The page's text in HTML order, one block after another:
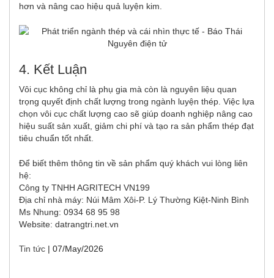
hơn và nâng cao hiệu quả luyện kim.
4. Kết Luận
Vôi cục không chỉ là phụ gia mà còn là nguyên liệu quan
trọng quyết định chất lượng trong ngành luyện thép. Việc lựa
chọn vôi cục chất lượng cao sẽ giúp doanh nghiệp nâng cao
hiệu suất sản xuất, giảm chi phí và tạo ra sản phẩm thép đạt
tiêu chuẩn tốt nhất.
Để biết thêm thông tin về sản phẩm quý khách vui lòng liên
hệ:
Công ty TNHH AGRITECH VN199
Địa chỉ nhà máy: Núi Mâm Xôi-P. Lý Thường Kiệt-Ninh Bình
Ms Nhung: 0934 68 95 98
Website: datrangtri.net.vn
Tin tức | 07/May/2026